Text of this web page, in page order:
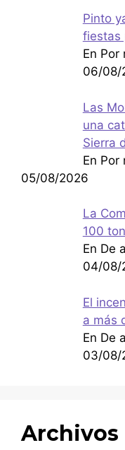
Pinto
fiestas
En Por
06/08/
Las
una
Sierra
En Por
05/08/2026
La
100
En De
04/08/
El
a más
En De
03/08/
Archivos